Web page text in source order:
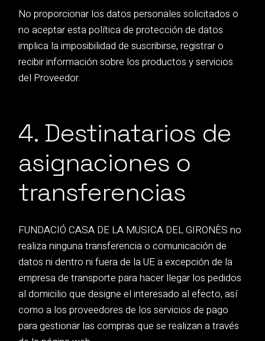
No proporcionar los datos personales solicitados o
no aceptar esta política de protección de datos
implica la imposibilidad de suscribirse, registrar o
recibir información sobre los productos y servicios
del Proveedor.
4. Destinatarios de
asignaciones o
transferencias
FUNDACIÓ CASA DE LA MUSICA DEL GIRONÈS no
realiza ninguna transferencia o comunicación de
datos ni dentro ni fuera de la UE a excepción de la
empresa de transporte para hacer llegar los pedidos
al domicilio que designe el interesado al efecto, así
como a los proveedores de los servicios de pago
para gestionar las compras que se realizan a través